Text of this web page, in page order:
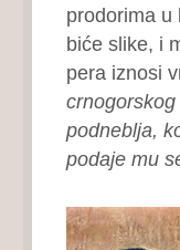
prodorima u
biće slike, i
pera iznosi
podneblja,
podaje mu